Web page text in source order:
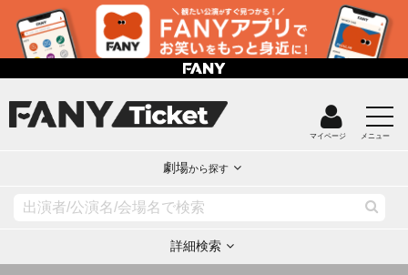
マイページ メニュー
劇場から探す
詳細検索